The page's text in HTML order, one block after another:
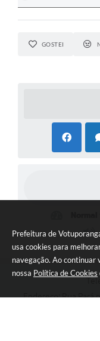
Prefeitura de
usa cookies para
navegação. Ao continuar
nossa Política de Cookies
GOSTEI
Endereço: Rua Pará